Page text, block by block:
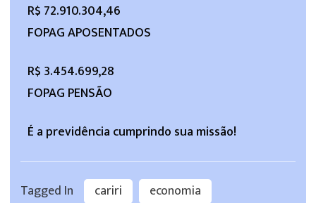
R$ 72.910.304,46
FOPAG APOSENTADOS
R$ 3.454.699,28
FOPAG PENSÃO
É a previdência cumprindo sua missão!
Tagged In cariri
economia